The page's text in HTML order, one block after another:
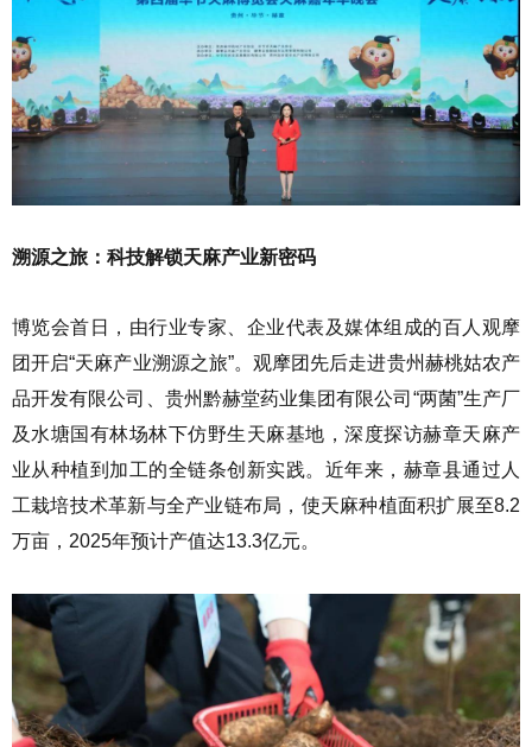
溯源之旅：科技解锁天麻产业新密码
博览会首日，由行业专家、企业代表及媒体组成的百人观摩
团开启“天麻产业溯源之旅”。观摩团先后走进贵州赫桃姑农产
品开发有限公司、贵州黔赫堂药业集团有限公司“两菌”生产厂
及水塘国有林场林下仿野生天麻基地，深度探访赫章天麻产
业从种植到加工的全链条创新实践。近年来，赫章县通过人
工栽培技术革新与全产业链布局，使天麻种植面积扩展至8.2
万亩，2025年预计产值达13.3亿元。